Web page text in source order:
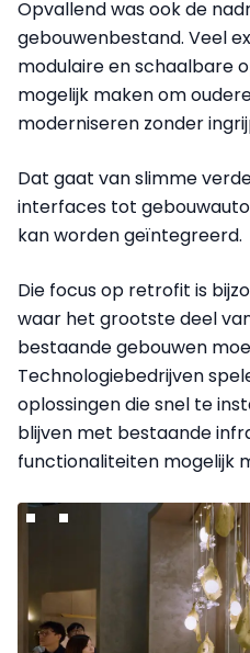
Opvallend was ook de
gebouwenbestand. Veel
modulaire en schaalbare
mogelijk maken om
moderniseren zonder
Dat gaat van slimme
interfaces tot
kan worden geïntegreerd.
Die focus op retrofit is
waar het grootste deel
bestaande gebouwen
Technologiebedrijven
oplossingen die snel te
blijven met bestaande
functionaliteiten mogelijk